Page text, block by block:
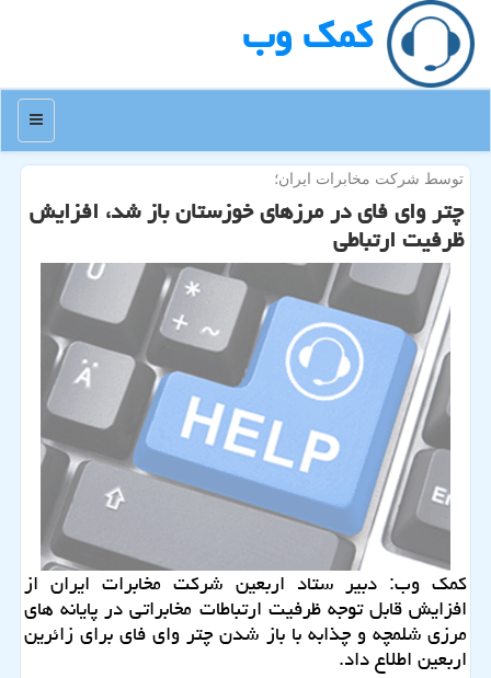
كمك وب
منو
توسط شركت مخابرات ایران؛
چتر وای فای در مرزهای خوزستان باز شد، افزایش
ظرفیت ارتباطی
كمك وب: دبیر ستاد اربعین شركت مخابرات ایران از
افزایش قابل توجه ظرفیت ارتباطات مخابراتی در پایانه های
مرزی شلمچه و چذابه با باز شدن چتر وای فای برای زائرین
اربعین اطلاع داد.